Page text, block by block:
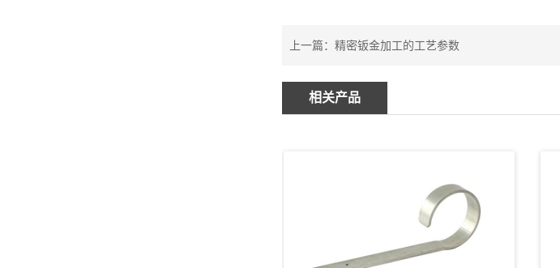
上一篇：精密钣金加工的工艺参数
相关产品